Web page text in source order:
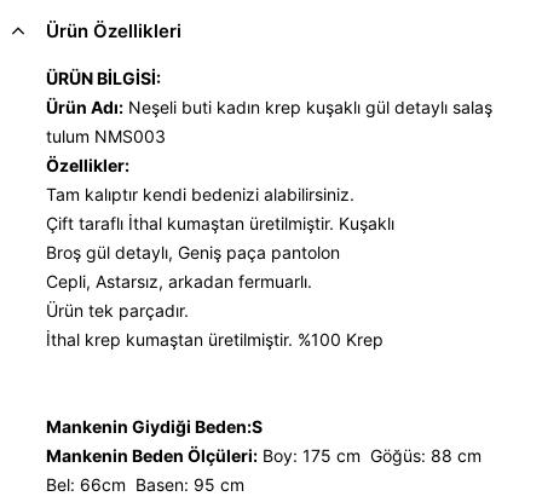
Ürün Özellikleri
ÜRÜN BİLGİSİ:
Ürün Adı: Neşeli buti kadın krep kuşaklı gül detaylı salaş
tulum NMS003
Özellikler:
Tam kalıptır kendi bedenizi alabilirsiniz.
Çift taraflı İthal kumaştan üretilmiştir. Kuşaklı
Broş gül detaylı, Geniş paça pantolon
Cepli, Astarsız, arkadan fermuarlı.
Ürün tek parçadır.
İthal krep kumaştan üretilmiştir. %100 Krep
Mankenin Giydiği Beden:S
Mankenin Beden Ölçüleri: Boy: 175 cm Göğüs: 88 cm
Bel: 66cm Basen: 95 cm